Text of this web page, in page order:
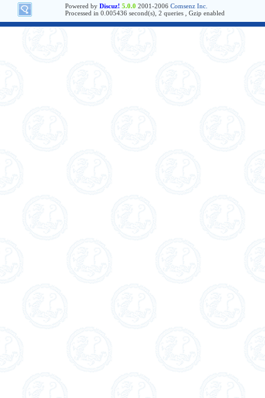
Powered by Discuz! 5.0.0 2001-2006 Comsenz Inc.
Processed in 0.005436 second(s), 2 queries , Gzip enabled